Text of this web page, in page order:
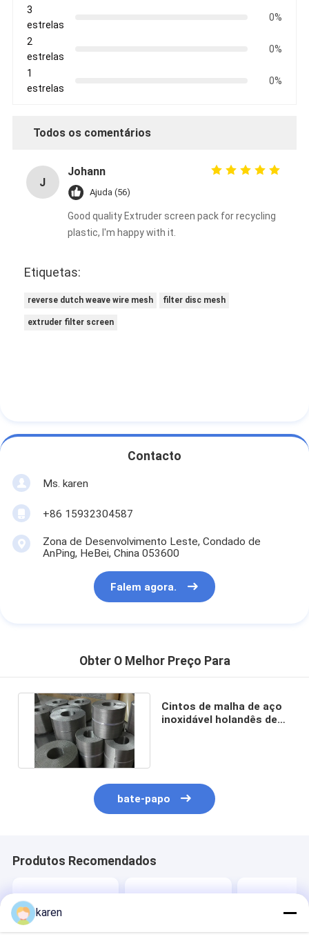
3
estrelas
0%
2
estrelas
0%
1
estrelas
0%
Todos os comentários
J
Johann
Ajuda (56)
Good quality Extruder screen pack for recycling
plastic, I'm happy with it.
Etiquetas:
reverse dutch weave wire mesh filter disc mesh
extruder filter screen
Contacto
Ms. karen
+86 15932304587
Zona de Desenvolvimento Leste, Condado de
AnPing, HeBei, China 053600
Falem agora.
Obter O Melhor Preço Para
Cintos de malha de aço
inoxidável holandês de
bate-papo
Produtos Recomendados
karen